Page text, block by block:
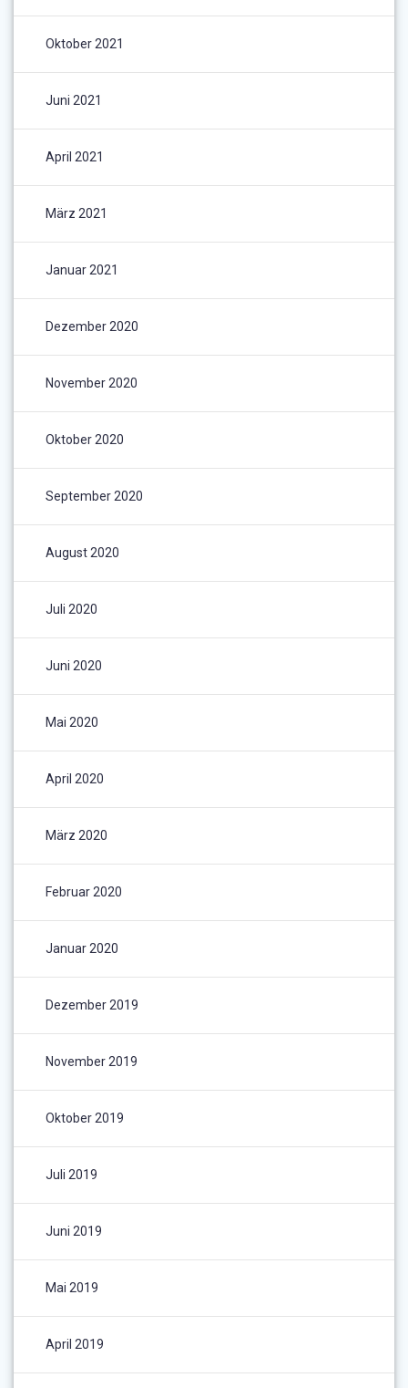
Oktober 2021
Juni 2021
April 2021
März 2021
Januar 2021
Dezember 2020
November 2020
Oktober 2020
September 2020
August 2020
Juli 2020
Juni 2020
Mai 2020
April 2020
März 2020
Februar 2020
Januar 2020
Dezember 2019
November 2019
Oktober 2019
Juli 2019
Juni 2019
Mai 2019
April 2019